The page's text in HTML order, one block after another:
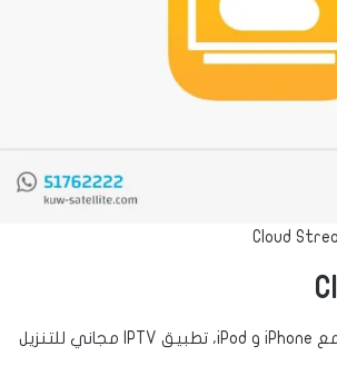
يعد Cloud Stream تطبيق Apple TV مجرب ومختبر ومتوافق أيضًا مع iPhone و iPod، تطبيق IPTV مجاني للتنزيل